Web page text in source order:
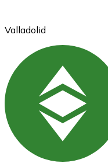
Ethereum
ETH
Valladolid